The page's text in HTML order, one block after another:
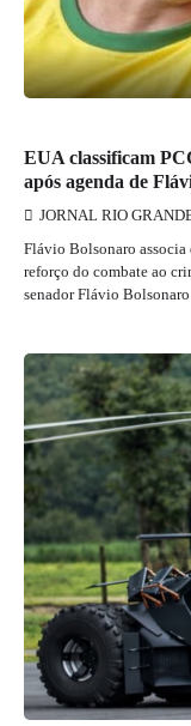
EUA classificam
após agenda de
JORNAL RIO
Flávio Bolsonaro associa
reforço do combate ao
senador Flávio